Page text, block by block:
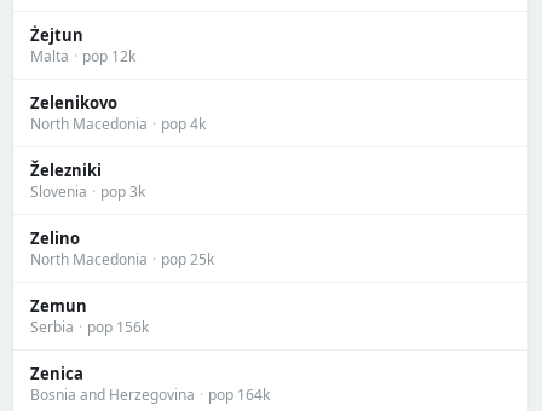
Żejtun
Malta · pop 12k
Zelenikovo
North Macedonia · pop 4k
Železniki
Slovenia · pop 3k
Zelino
North Macedonia · pop 25k
Zemun
Serbia · pop 156k
Zenica
Bosnia and Herzegovina · pop 164k